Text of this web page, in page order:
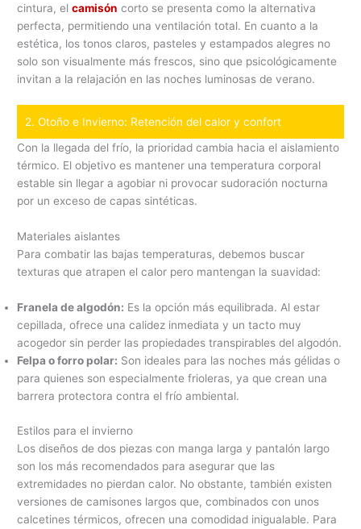
cintura, elcamisón corto se presenta como la alternativa
perfecta, permitiendo una ventilación total. En cuanto a la
estética, los tonos claros, pasteles y estampados alegres no
solo son visualmente más frescos, sino que psicológicamente
invitan a la relajación en las noches luminosas de verano.
2. Otoño e Invierno: Retención del calor y confort
Con la llegada del frío, la prioridad cambia hacia el aislamiento
térmico. El objetivo es mantener una temperatura corporal
estable sin llegar a agobiar ni provocar sudoración nocturna
por un exceso de capas sintéticas.
Materiales aislantes
Para combatir las bajas temperaturas, debemos buscar
texturas que atrapen el calor pero mantengan la suavidad:
Franela de algodón: Es la opción más equilibrada. Al estar
cepillada, ofrece una calidez inmediata y un tacto muy
acogedor sin perder las propiedades transpirables del algodón.
Felpa o forro polar: Son ideales para las noches más gélidas o
para quienes son especialmente frioleras, ya que crean una
barrera protectora contra el frío ambiental.
Estilos para el invierno
Los diseños de dos piezas con manga larga y pantalón largo
son los más recomendados para asegurar que las
extremidades no pierdan calor. No obstante, también existen
versiones de camisones largos que, combinados con unos
calcetines térmicos, ofrecen una comodidad inigualable. Para